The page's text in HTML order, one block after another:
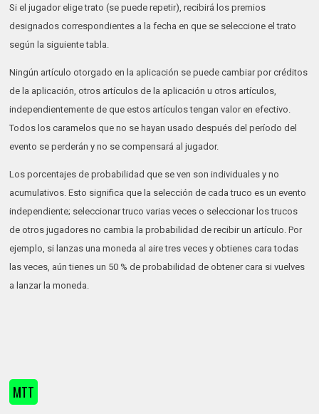
Si el jugador elige trato (se puede repetir), recibirá los premios
designados correspondientes a la fecha en que se seleccione el trato
según la siguiente tabla.
Ningún artículo otorgado en la aplicación se puede cambiar por créditos
de la aplicación, otros artículos de la aplicación u otros artículos,
independientemente de que estos artículos tengan valor en efectivo.
Todos los caramelos que no se hayan usado después del período del
evento se perderán y no se compensará al jugador.
Los porcentajes de probabilidad que se ven son individuales y no
acumulativos. Esto significa que la selección de cada truco es un evento
independiente; seleccionar truco varias veces o seleccionar los trucos
de otros jugadores no cambia la probabilidad de recibir un artículo. Por
ejemplo, si lanzas una moneda al aire tres veces y obtienes cara todas
las veces, aún tienes un 50 % de probabilidad de obtener cara si vuelves
a lanzar la moneda.
MTT